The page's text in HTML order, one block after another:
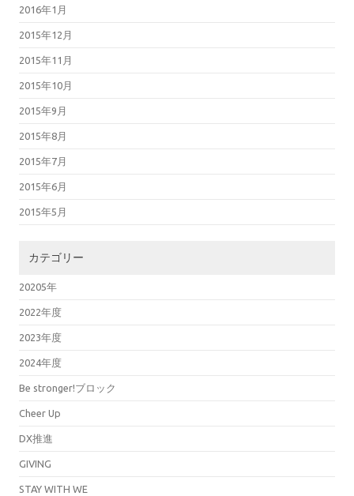
2016年1月
2015年12月
2015年11月
2015年10月
2015年9月
2015年8月
2015年7月
2015年6月
2015年5月
カテゴリー
20205年
2022年度
2023年度
2024年度
Be stronger!ブロック
Cheer Up
DX推進
GIVING
STAY WITH WE